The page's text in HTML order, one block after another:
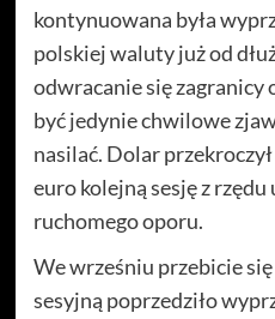
kontynuowana była
polskiej waluty już od
odwracanie się zagranicy
być jedynie chwilowe
nasilać. Dolar
euro kolejną sesję z
ruchomego oporu.
We wrześniu przebicie
sesyjną poprzedziło